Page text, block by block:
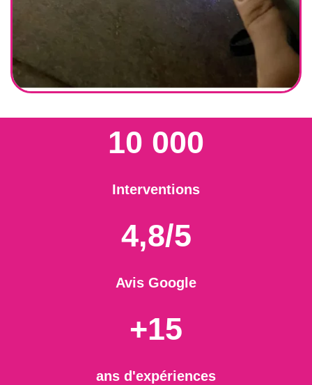
10 000
Interventions
4,8/5
Avis Google
+15
ans d'expériences